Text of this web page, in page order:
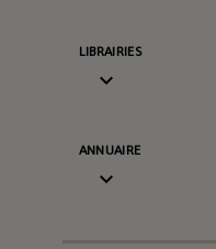
LIBRAIRIES

ANNUAIRE
